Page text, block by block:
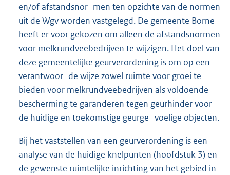
en/of afstandsnor- men ten opzichte van de normen
uit de Wgv worden vastgelegd. De gemeente Borne
heeft er voor gekozen om alleen de afstandsnormen
voor melkrundveebedrijven te wijzigen. Het doel van
deze gemeentelijke geurverordening is om op een
verantwoor- de wijze zowel ruimte voor groei te
bieden voor melkrundveebedrijven als voldoende
bescherming te garanderen tegen geurhinder voor
de huidige en toekomstige geurge- voelige objecten.
Bij het vaststellen van een geurverordening is een
analyse van de huidige knelpunten (hoofdstuk 3) en
de gewenste ruimtelijke inrichting van het gebied in